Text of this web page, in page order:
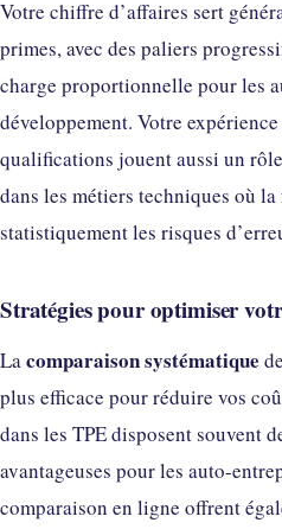
Votre chiffre d’affaires sert
primes, avec des paliers
charge proportionnelle pour les
développement. Votre
qualifications jouent aussi un
dans les métiers techniques où
statistiquement les risques
Stratégies pour optimiser
Lacomparaison systématique
plus efficace pour réduire vos
dans les TPE disposent souvent
avantageuses pour les auto-
comparaison en ligne offrent